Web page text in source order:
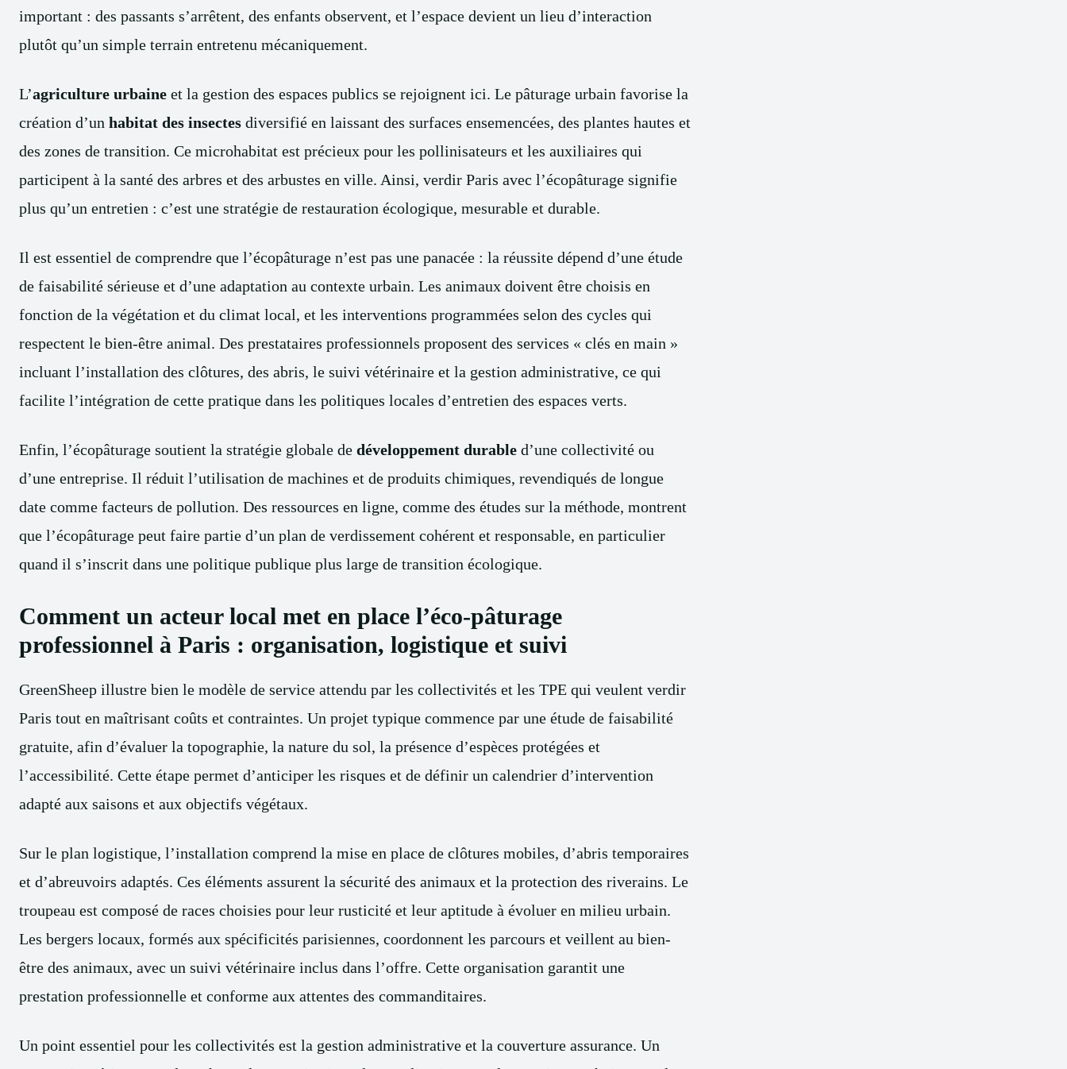
important : des passants s’arrêtent, des enfants observent, et l’espace devient un lieu d’interaction
plutôt qu’un simple terrain entretenu mécaniquement.
L’agriculture urbaine et la gestion des espaces publics se rejoignent ici. Le pâturage urbain favorise la
création d’un habitat des insectes diversifié en laissant des surfaces ensemencées, des plantes hautes et
des zones de transition. Ce microhabitat est précieux pour les pollinisateurs et les auxiliaires qui
participent à la santé des arbres et des arbustes en ville. Ainsi, verdir Paris avec l’écopâturage signifie
plus qu’un entretien : c’est une stratégie de restauration écologique, mesurable et durable.
Il est essentiel de comprendre que l’écopâturage n’est pas une panacée : la réussite dépend d’une étude
de faisabilité sérieuse et d’une adaptation au contexte urbain. Les animaux doivent être choisis en
fonction de la végétation et du climat local, et les interventions programmées selon des cycles qui
respectent le bien-être animal. Des prestataires professionnels proposent des services « clés en main »
incluant l’installation des clôtures, des abris, le suivi vétérinaire et la gestion administrative, ce qui
facilite l’intégration de cette pratique dans les politiques locales d’entretien des espaces verts.
Enfin, l’écopâturage soutient la stratégie globale de développement durable d’une collectivité ou
d’une entreprise. Il réduit l’utilisation de machines et de produits chimiques, revendiqués de longue
date comme facteurs de pollution. Des ressources en ligne, comme des études sur la méthode, montrent
que l’écopâturage peut faire partie d’un plan de verdissement cohérent et responsable, en particulier
quand il s’inscrit dans une politique publique plus large de transition écologique.
Comment un acteur local met en place l’éco-pâturage
professionnel à Paris : organisation, logistique et suivi
GreenSheep illustre bien le modèle de service attendu par les collectivités et les TPE qui veulent verdir
Paris tout en maîtrisant coûts et contraintes. Un projet typique commence par une étude de faisabilité
gratuite, afin d’évaluer la topographie, la nature du sol, la présence d’espèces protégées et
l’accessibilité. Cette étape permet d’anticiper les risques et de définir un calendrier d’intervention
adapté aux saisons et aux objectifs végétaux.
Sur le plan logistique, l’installation comprend la mise en place de clôtures mobiles, d’abris temporaires
et d’abreuvoirs adaptés. Ces éléments assurent la sécurité des animaux et la protection des riverains. Le
troupeau est composé de races choisies pour leur rusticité et leur aptitude à évoluer en milieu urbain.
Les bergers locaux, formés aux spécificités parisiennes, coordonnent les parcours et veillent au bien-
être des animaux, avec un suivi vétérinaire inclus dans l’offre. Cette organisation garantit une
prestation professionnelle et conforme aux attentes des commanditaires.
Un point essentiel pour les collectivités est la gestion administrative et la couverture assurance. Un